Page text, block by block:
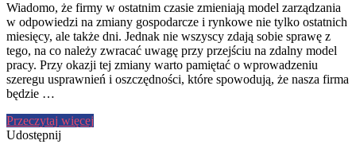
Wiadomo, że firmy w ostatnim czasie zmieniają model zarządzania
w odpowiedzi na zmiany gospodarcze i rynkowe nie tylko ostatnich
miesięcy, ale także dni. Jednak nie wszyscy zdają sobie sprawę z
tego, na co należy zwracać uwagę przy przejściu na zdalny model
pracy. Przy okazji tej zmiany warto pamiętać o wprowadzeniu
szeregu usprawnień i oszczędności, które spowodują, że nasza firma
będzie …
Przeczytaj więcej
Udostępnij